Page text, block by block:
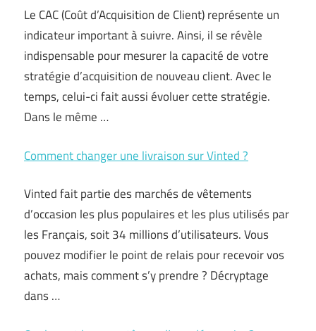
Le CAC (Coût d’Acquisition de Client) représente un
indicateur important à suivre. Ainsi, il se révèle
indispensable pour mesurer la capacité de votre
stratégie d’acquisition de nouveau client. Avec le
temps, celui-ci fait aussi évoluer cette stratégie.
Dans le même …
Comment changer une livraison sur Vinted ?
Vinted fait partie des marchés de vêtements
d’occasion les plus populaires et les plus utilisés par
les Français, soit 34 millions d’utilisateurs. Vous
pouvez modifier le point de relais pour recevoir vos
achats, mais comment s’y prendre ? Décryptage
dans …